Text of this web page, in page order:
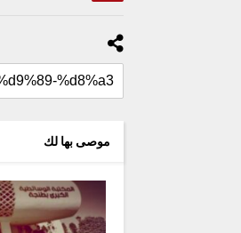
موصى بها لك